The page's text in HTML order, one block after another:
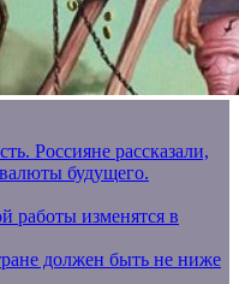
Россияне рассказали,
будущего.
работы изменятся в
должен быть не ниже